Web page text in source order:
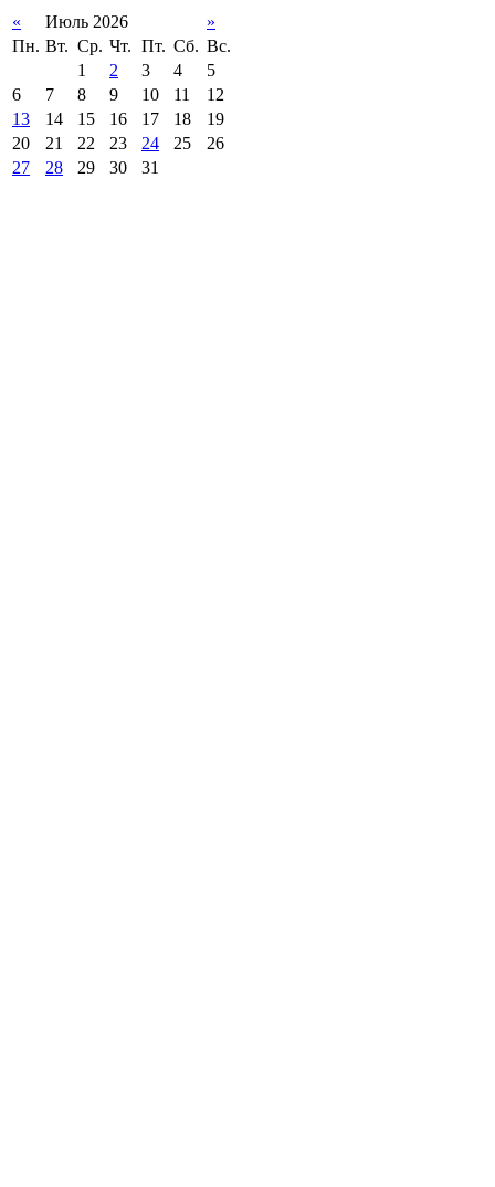
« Июль 2026
»
Пн. Вт. Ср. Чт. Пт. Сб. Вс.
1
2 3 4
5
6
7 8 9 10 11
12
13
14 15 16 17 18
19
20
21 22 23 24 25
26
27
28 29 30 31